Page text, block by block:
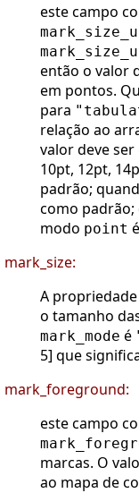
este campo
então o valor
em pontos.
para
relação ao
valor deve
10pt, 12pt,
padrão;
como padrão;
modo point
mark_size:
A propriedade
o tamanho
mark_mode é
5] que
mark_foreground:
este campo
marcas. O
ao mapa de